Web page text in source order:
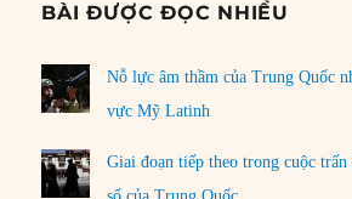
BÀI ĐƯỢC ĐỌC NHIỀU
Nỗ lực âm thầm của Trung Quốc
vực Mỹ Latinh
Giai đoạn tiếp theo trong cuộc trấn